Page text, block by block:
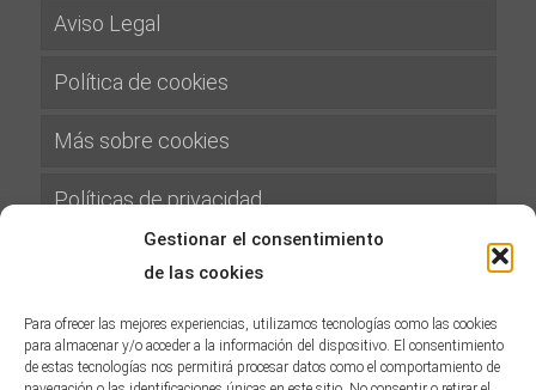
Gestionar el consentimiento
de las cookies
Para ofrecer las mejores experiencias, utilizamos tecnologías como las cookies
para almacenar y/o acceder a la información del dispositivo. El consentimiento
de estas tecnologías nos permitirá procesar datos como el comportamiento de
Aviso Legal
Política de cookies
Más sobre cookies
Políticas de privacidad
Gastos de Envíos
Política de Devoluciones y Reembolsos